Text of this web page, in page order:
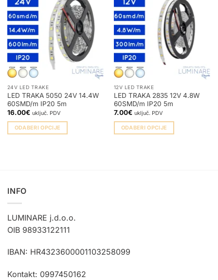
24V LED TRAKE
LED TRAKA 5050 24V 14.4W
60SMD/m IP20 5m
16.00€ uključ. PDV
ODABERI OPCIJE
Opcije
odabrati
na
proizvoda
12V LED TRAKE
LED TRAKA 2835 12V 4.8W
60SMD/m IP20 5m
7.00€ uključ. PDV
ODABERI OPCIJE
proizvoda
INFO
LUMINARE j.d.o.o.
OIB 98933122111
IBAN: HR4323600001103258099
Kontakt: 0997450162